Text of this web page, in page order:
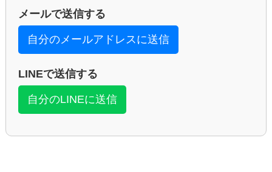
メールで送信する
自分のメールアドレスに送信
LINEで送信する
自分のLINEに送信